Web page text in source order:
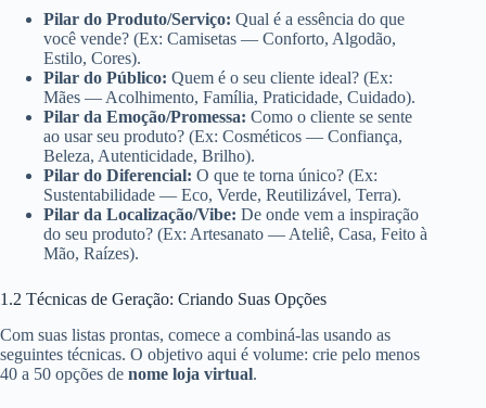
Pilar do Produto/Serviço: Qual é a essência do que
você vende? (Ex: Camisetas — Conforto, Algodão,
Estilo, Cores).
Pilar do Público: Quem é o seu cliente ideal? (Ex:
Mães — Acolhimento, Família, Praticidade, Cuidado).
Pilar da Emoção/Promessa: Como o cliente se sente
ao usar seu produto? (Ex: Cosméticos — Confiança,
Beleza, Autenticidade, Brilho).
Pilar do Diferencial: O que te torna único? (Ex:
Sustentabilidade — Eco, Verde, Reutilizável, Terra).
Pilar da Localização/Vibe: De onde vem a inspiração
do seu produto? (Ex: Artesanato — Ateliê, Casa, Feito à
Mão, Raízes).
1.2 Técnicas de Geração: Criando Suas Opções
Com suas listas prontas, comece a combiná-las usando as
seguintes técnicas. O objetivo aqui é volume: crie pelo menos
40 a 50 opções de nome loja virtual.